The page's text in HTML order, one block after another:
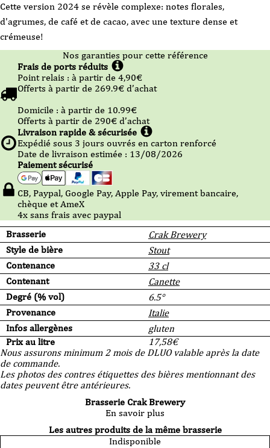
Cette version 2024 se révèle complexe: notes florales,
d'agrumes, de café et de cacao, avec une texture dense et
crémeuse!
Brasserie
Crak Brewery
Style de bière
Stout
Contenance
33 cl
Contenant
Canette
Degré (% vol)
6.5°
Provenance
Italie
Infos allergènes
gluten
Prix au litre
17,58€
Nous assurons minimum 2 mois de DLUO valable après la date
de commande.
Les photos des contres étiquettes des bières mentionnant des
dates peuvent être antérieures.
Coffee
-33cl
Nos garanties pour cette référence
Frais de ports réduits
Point relais : à partir de 4,90€
Offerts à partir de 269.9€ d’achat
Domicile : à partir de 10.99€
Offerts à partir de 290€ d’achat
Livraison rapide & sécurisée
Expédié sous 3 jours ouvrés en carton renforcé
Date de livraison estimée : 13/08/2026
Paiement sécurisé
CB, Paypal, Google Pay, Apple Pay, virement bancaire,
chèque et AmeX
4x sans frais avec paypal
Brasserie Crak Brewery
En savoir plus
Les autres produits de la même brasserie
Indisponible